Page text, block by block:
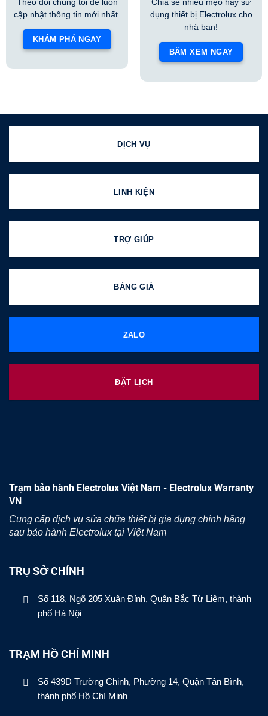
Theo dõi chúng tôi để luôn
cập nhật thông tin mới nhất.
KHÁM PHÁ NGAY
Chia sẻ nhiều mẹo hay sử
dụng thiết bị Electrolux cho
nhà bạn!
BẤM XEM NGAY
DỊCH VỤ
LINH KIỆN
TRỢ GIÚP
BẢNG GIÁ
ZALO
ĐẶT LỊCH
Trạm bảo hành Electrolux Việt Nam - Electrolux Warranty
VN
Cung cấp dịch vụ sửa chữa thiết bị gia dụng chính hãng
sau bảo hành Electrolux tại Việt Nam
TRỤ SỞ CHÍNH
Số 118, Ngõ 205 Xuân Đỉnh, Quận Bắc Từ Liêm, thành
phố Hà Nội
TRẠM HỒ CHÍ MINH
Số 439D Trường Chinh, Phường 14, Quận Tân Bình,
thành phố Hồ Chí Minh